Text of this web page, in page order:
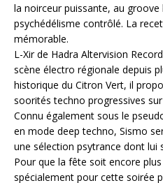
la noirceur puissante, au
psychédélisme contrôlé. La
mémorable.
L-Xir de Hadra Altervision
scène électro régionale depuis
historique du Citron Vert, il
soorités techno progressives
Connu également sous le
en mode deep techno, Sismo
une sélection psytrance dont lui
Pour que la fête soit encore
spécialement pour cette soirée